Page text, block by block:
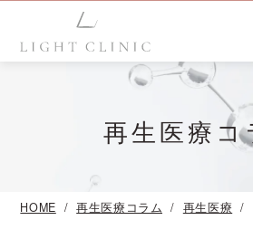
再生医療コ
HOME 再生医療コラム 再生医療